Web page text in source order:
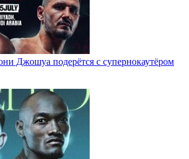
Джошуа подерётся с супернокаутёром